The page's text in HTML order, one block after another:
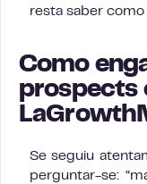
resta saber como
Como
prospects
Se seguiu
perguntar-se: